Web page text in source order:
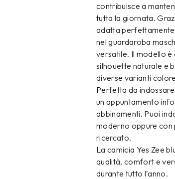
contribuisce a
tutta la giornata.
adatta perfettamente
nel guardaroba
versatile. Il modello è
silhouette naturale e
diverse varianti
Perfetta da
un appuntamento
abbinamenti. Puoi
moderno oppure con
ricercato.
La camicia Yes Zee
qualità, comfort e
durante tutto l’anno.